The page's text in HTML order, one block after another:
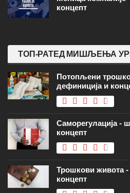
концепт
ТОП-РАТЕД МИШЉЕЊА
Потопљени
дефиниција и
Саморегулација -
концепт
Трошкови живота -
концепт